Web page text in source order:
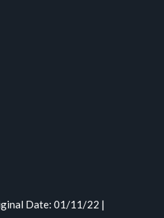
Date: 01/11/22 |